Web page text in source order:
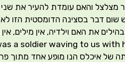
והאם עומדת להעיר את שני
דבר בסצינה הדומסטית הזו
את האם וילדיה, אין מילים,
של איכלס הנו מופע אחד מתוך